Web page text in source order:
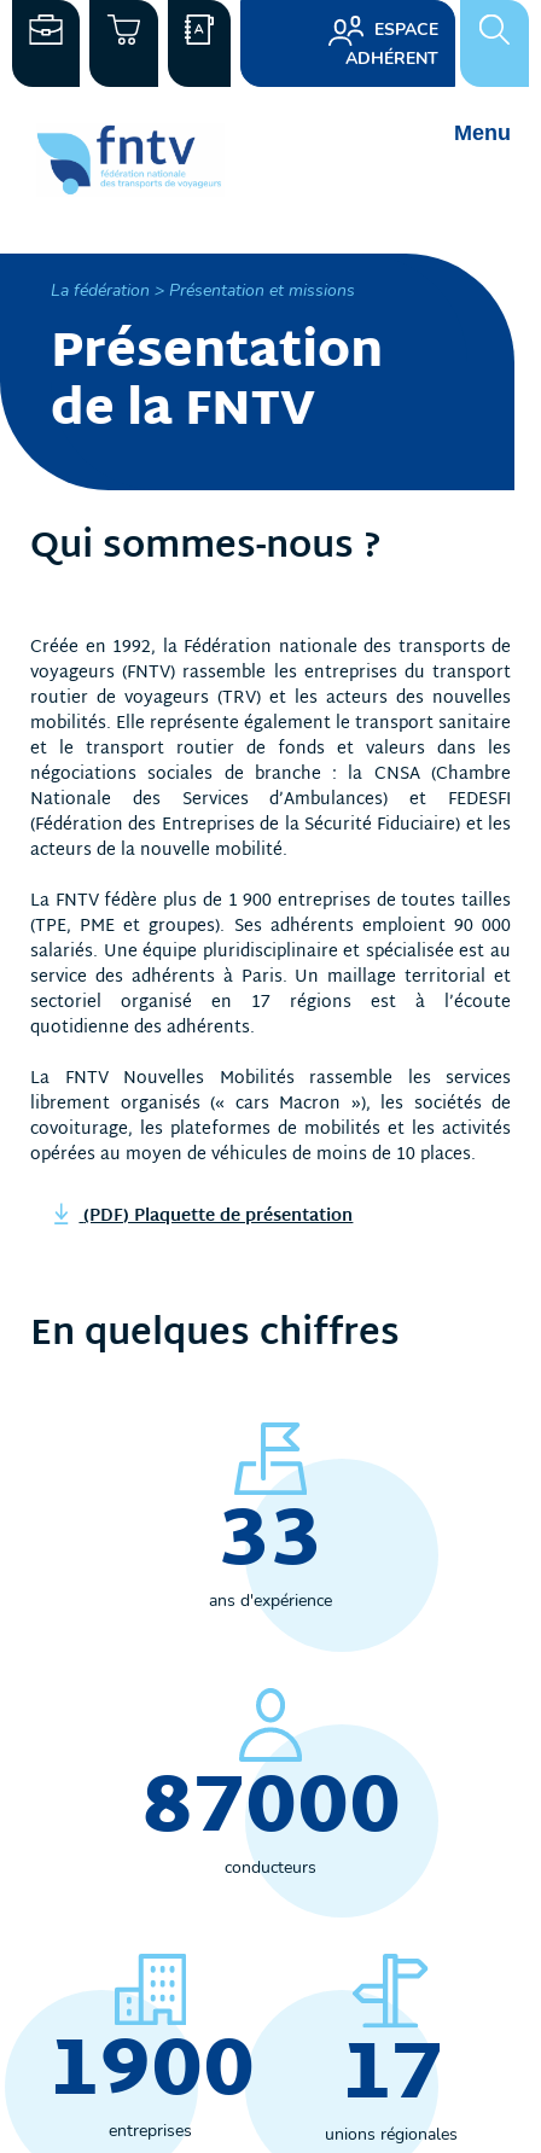
ESPACE
ADHÉRENT
La fédération > Présentation et missions
Présentation
de la FNTV
Qui sommes-nous ?
Créée en 1992, la Fédération nationale des transports de
voyageurs (FNTV) rassemble les entreprises du transport
routier de voyageurs (TRV) et les acteurs des nouvelles
mobilités. Elle représente également le transport sanitaire
et le transport routier de fonds et valeurs dans les
négociations sociales de branche : la CNSA (Chambre
Nationale des Services d’Ambulances) et FEDESFI
(Fédération des Entreprises de la Sécurité Fiduciaire) et les
acteurs de la nouvelle mobilité.
La FNTV fédère plus de 1 900 entreprises de toutes tailles
(TPE, PME et groupes). Ses adhérents emploient 90 000
salariés. Une équipe pluridisciplinaire et spécialisée est au
service des adhérents à Paris. Un maillage territorial et
sectoriel organisé en 17 régions est à l’écoute
quotidienne des adhérents.
La FNTV Nouvelles Mobilités rassemble les services
librement organisés (« cars Macron »), les sociétés de
covoiturage, les plateformes de mobilités et les activités
opérées au moyen de véhicules de moins de 10 places.
(PDF) Plaquette de présentation
En quelques chiffres
33
ans d'expérience
87000
conducteurs
1900
entreprises 17
unions régionales